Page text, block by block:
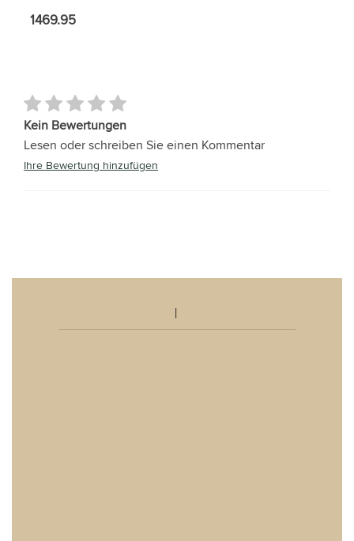
1469.95
Kein Bewertungen
Lesen oder schreiben Sie einen Kommentar
Ihre Bewertung hinzufügen